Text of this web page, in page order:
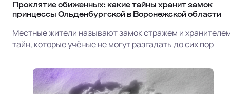
Проклятие обиженных: какие тайны хранит замок
принцессы Ольденбургской в Воронежской области
Местные жители называют замок стражем и
тайн, которые учёные не могут разгадать до сих пор